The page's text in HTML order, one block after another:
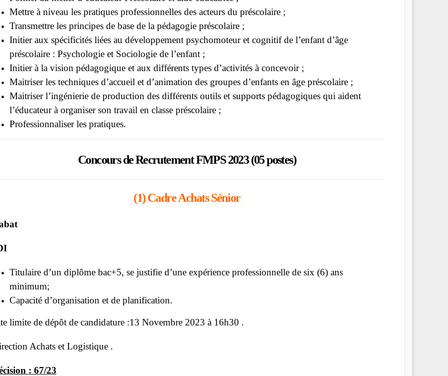
Mettre à niveau les pratiques professionnelles des acteurs du préscolaire ;
Transmettre les principes de base de la pédagogie préscolaire ;
Initier aux spécificités liées au développement psychomoteur et cognitif de l’enfant d’âge
préscolaire : Psychologie et Sociologie de l’enfant ;
Initier à la vision pédagogique et aux différents types d’activités à concevoir ;
Maitriser les techniques d’accueil et d’animation des groupes d’enfants en âge préscolaire ;
Maitriser l’ingénierie de production des différents outils et supports pédagogiques qui aident
l’éducateur à organiser son travail en classe préscolaire ;
Professionnaliser les pratiques.
Concours de Recrutement FMPS 2023 (05 postes)
(1) Cadre Achats Sénior
Titulaire d’un diplôme bac+5, se justifie d’une expérience professionnelle de six (6) ans
minimum;
Capacité d’organisation et de planification.
limite de dépôt de candidature :13 Novembre 2023 à 16h30 .
Achats et Logistique .
: 67/23